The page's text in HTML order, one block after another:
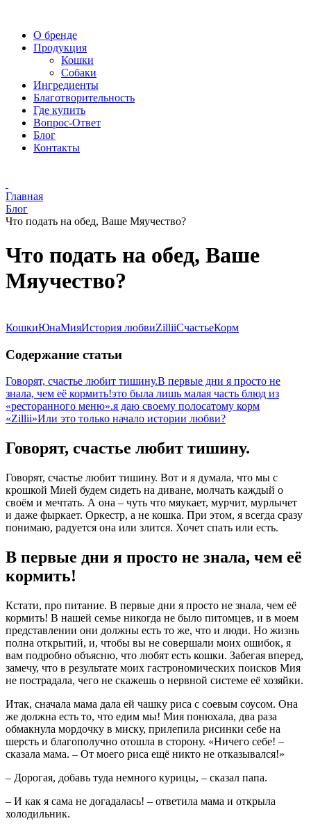
О бренде
Продукция
Кошки
Собаки
Ингредиенты
Благотворительность
Где купить
Вопрос-Ответ
Блог
Контакты
Главная
Блог
Что подать на обед, Ваше Мяучество?
Что подать на обед, Ваше
Мяучество?
КошкиЮнаМияИстория любвиZilliiСчастьеКорм
Содержание статьи
Говорят, счастье любит тишину.В первые дни я просто не
знала, чем её кормить!это была лишь малая часть блюд из
«ресторанного меню».я даю своему полосатому корм
«Zillii»Или это только начало истории любви?
Говорят, счастье любит тишину.
Говорят, счастье любит тишину. Вот и я думала, что мы с
крошкой Мией будем сидеть на диване, молчать каждый о
своём и мечтать. А она ­– чуть что мяукает, мурчит, мурлычет
и даже фыркает. Оркестр, а не кошка. При этом, я всегда сразу
понимаю, радуется она или злится. Хочет спать или есть.
В первые дни я просто не знала, чем её
кормить!
Кстати, про питание. В первые дни я просто не знала, чем её
кормить! В нашей семье никогда не было питомцев, и в моем
представлении они должны есть то же, что и люди. Но жизнь
полна открытий, и, чтобы вы не совершали моих ошибок, я
вам подробно объясню, что любят есть кошки. Забегая вперед,
замечу, что в результате моих гастрономических поисков Мия
не пострадала, чего не скажешь о нервной системе её хозяйки.
Итак, сначала мама дала ей чашку риса с соевым соусом. Она
же должна есть то, что едим мы! Мия понюхала, два раза
обмакнула мордочку в миску, прилепила рисинки себе на
шерсть и благополучно отошла в сторону. «Ничего себе! –
сказала мама. – От моего риса ещё никто не отказывался!»
– Дорогая, добавь туда немного курицы, – сказал папа.
– И как я сама не догадалась! ­– ответила мама и открыла
холодильник.